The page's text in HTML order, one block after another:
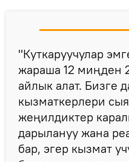
"Куткаруучулар
жараша 12 миңден
айлык алат. Бизге
кызматкерлери
жеңилдиктер
дарылануу жана
бар, эгер кызмат